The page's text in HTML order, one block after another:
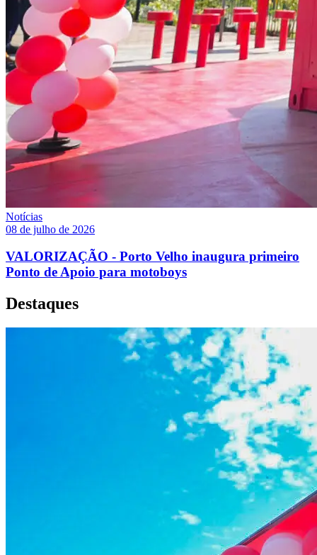
Notícias
08 de julho de 2026
VALORIZAÇÃO - Porto Velho inaugura primeiro
Ponto de Apoio para motoboys
Destaques